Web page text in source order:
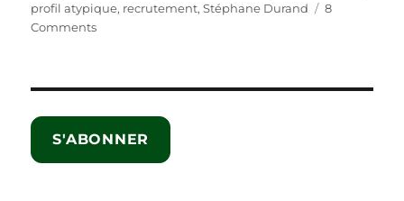
profil atypique, recrutement,Stéphane Durand
8
Commentson
dans
vos
recrutements
S'ABONNER